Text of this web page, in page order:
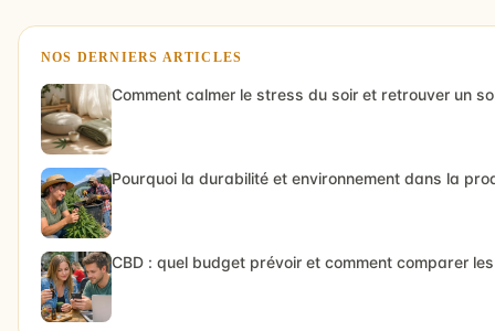
NOS DERNIERS ARTICLES
Comment calmer le stress du soir et retrouver un
Pourquoi la durabilité et environnement dans la
CBD : quel budget prévoir et comment comparer